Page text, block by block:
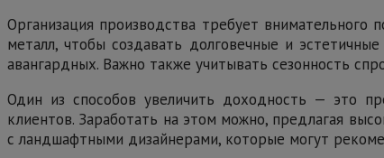
Организация производства требует
металл, чтобы создавать долговечные и
авангардных. Важно также учитывать сезонность
Один из способов увеличить доходность — это
клиентов. Заработать на этом можно, предлагая
с ландшафтными дизайнерами, которые могут